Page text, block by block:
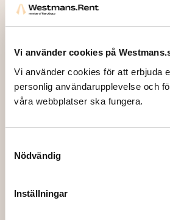
Vi använder cookies på
Vi använder cookies för att erbjuda
personlig användarupplevelse och
våra webbplatser ska fungera.
Nödvändig
Inställningar
GOLV, Plast, grått, inkl